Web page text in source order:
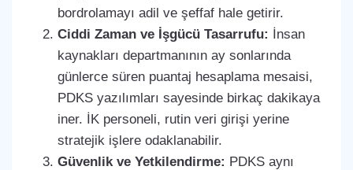
bordrolamayı adil ve şeffaf hale getirir.
Ciddi Zaman ve İşgücü Tasarrufu: İnsan
kaynakları departmanının ay sonlarında
günlerce süren puantaj hesaplama mesaisi,
PDKS yazılımları sayesinde birkaç dakikaya
iner. İK personeli, rutin veri girişi yerine
stratejik işlere odaklanabilir.
Güvenlik ve Yetkilendirme: PDKS aynı